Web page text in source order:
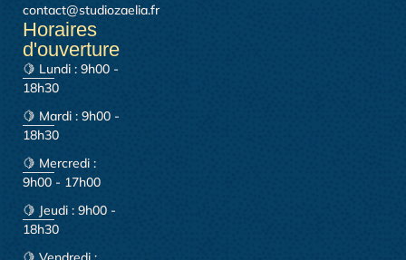
contact@studiozaelia.fr
Horaires
d'ouverture
🍋 Lundi : 9h00 -
18h30
🍋 Mardi : 9h00 -
18h30
🍋 Mercredi :
9h00 - 17h00
🍋 Jeudi : 9h00 -
18h30